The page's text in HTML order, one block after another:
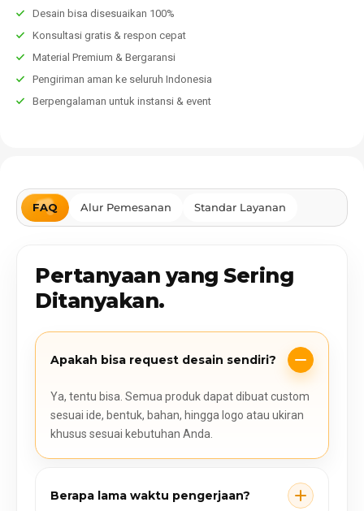
Desain bisa disesuaikan 100%
Konsultasi gratis & respon cepat
Material Premium & Bergaransi
Pengiriman aman ke seluruh Indonesia
Berpengalaman untuk instansi & event
FAQ Alur Pemesanan Standar Layanan
Pertanyaan yang Sering
Ditanyakan.
Apakah bisa request desain sendiri?
Ya, tentu bisa. Semua produk dapat dibuat custom
sesuai ide, bentuk, bahan, hingga logo atau ukiran
khusus sesuai kebutuhan Anda.
Berapa lama waktu pengerjaan?